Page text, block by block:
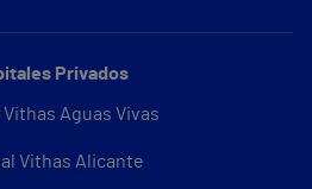
Privados
Aguas Vivas
Vithas Alicante